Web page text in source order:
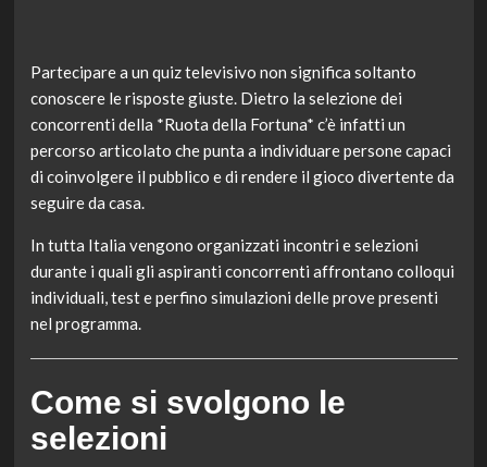
Partecipare a un quiz televisivo non significa soltanto
conoscere le risposte giuste. Dietro la selezione dei
concorrenti della *Ruota della Fortuna* c’è infatti un
percorso articolato che punta a individuare persone capaci
di coinvolgere il pubblico e di rendere il gioco divertente da
seguire da casa.
In tutta Italia vengono organizzati incontri e selezioni
durante i quali gli aspiranti concorrenti affrontano colloqui
individuali, test e perfino simulazioni delle prove presenti
nel programma.
Come si svolgono le
selezioni